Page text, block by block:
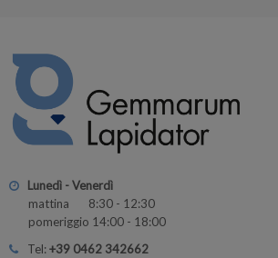
Lunedì - Venerdì
mattina 8:30 - 12:30
pomeriggio 14:00 - 18:00
Tel:+39 0462 342662